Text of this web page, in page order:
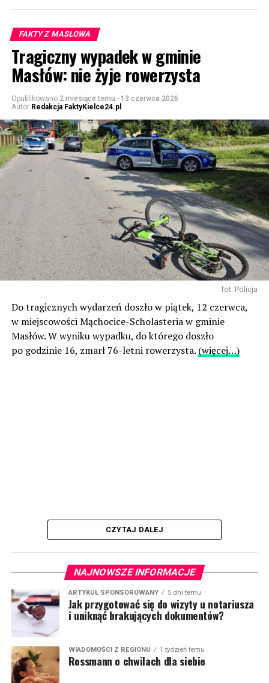
FAKTY Z MASŁOWA
Tragiczny wypadek w gminie
Masłów: nie żyje rowerzysta
Opublikowano 2 miesiące temu - 13 czerwca 2026
Autor Redakcja FaktyKielce24.pl
fot. Policja
Do tragicznych wydarzeń doszło w piątek, 12 czerwca,
w miejscowości Mąchocice-Scholasteria w gminie
Masłów. W wyniku wypadku, do którego doszło
po godzinie 16, zmarł 76-letni rowerzysta. (więcej…)
CZYTAJ DALEJ
NAJNOWSZE INFORMACJE
ARTYKUŁ SPONSOROWANY 5 dni temu
Jak przygotować się do wizyty u notariusza
i uniknąć brakujących dokumentów?
WIADOMOŚCI Z REGIONU 1 tydzień temu
Rossmann o chwilach dla siebie